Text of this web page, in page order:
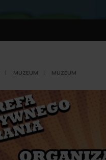
| MUZEUM | MUZEUM